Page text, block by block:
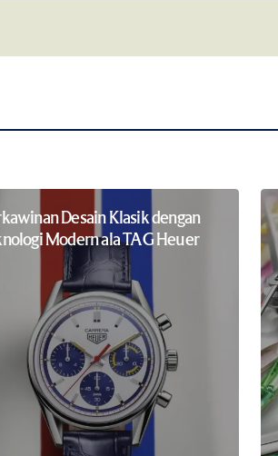
in this browser for
Desain Klasik dengan
Modern ala TAG Heuer